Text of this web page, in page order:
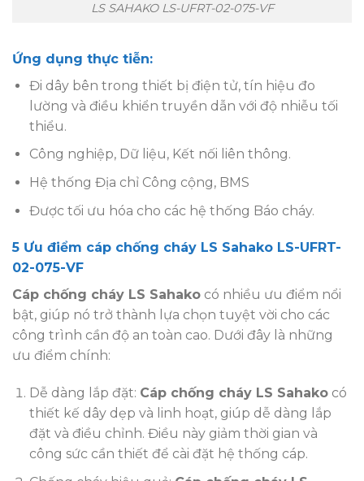
LS SAHAKO LS-UFRT-02-075-VF
Ứng dụng thực tiễn:
Đi dây bên trong thiết bị điện tử, tín hiệu đo
lường và điều khiển truyền dẫn với độ nhiễu tối
thiểu.
Công nghiệp, Dữ liệu, Kết nối liên thông.
Hệ thống Địa chỉ Công cộng, BMS
Được tối ưu hóa cho các hệ thống Báo cháy.
5 Ưu điểm cáp chống cháy LS Sahako LS-UFRT-
02-075-VF
Cáp chống cháy LS Sahako có nhiều ưu điểm nổi
bật, giúp nó trở thành lựa chọn tuyệt vời cho các
công trình cần độ an toàn cao. Dưới đây là những
ưu điểm chính:
Dễ dàng lắp đặt: Cáp chống cháy LS Sahakocó
thiết kế dây dẹp và linh hoạt, giúp dễ dàng lắp
đặt và điều chỉnh. Điều này giảm thời gian và
công sức cần thiết để cài đặt hệ thống cáp.